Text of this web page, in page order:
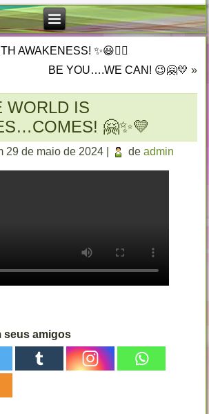
AWAKENESS! ✨😃🏳️‍🌈
BE YOU….WE CAN! 😉🤗💛 »
WORLD IS
🤗✨💛
29 de maio de 2024 de admin
seus amigos